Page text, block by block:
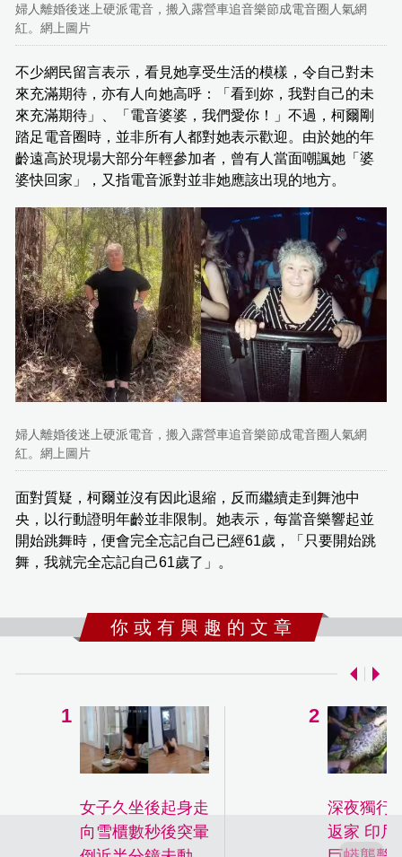
婦人離婚後迷上硬派電音，搬入露營車追音樂節成電音圈人氣網
紅。網上圖片
不少網民留言表示，看見她享受生活的模樣，令自己對未
來充滿期待，亦有人向她高呼：「看到妳，我對自己的未
來充滿期待」、「電音婆婆，我們愛你！」不過，柯爾剛
踏足電音圈時，並非所有人都對她表示歡迎。由於她的年
齡遠高於現場大部分年輕參加者，曾有人當面嘲諷她「婆
婆快回家」，又指電音派對並非她應該出現的地方。
婦人離婚後迷上硬派電音，搬入露營車追音樂節成電音圈人氣網
紅。網上圖片
面對質疑，柯爾並沒有因此退縮，反而繼續走到舞池中
央，以行動證明年齡並非限制。她表示，每當音樂響起並
開始跳舞時，便會完全忘記自己已經61歲，「只要開始跳
舞，我就完全忘記自己61歲了」。
你 或 有 興 趣 的 文 章
女子久坐後起身走
向雪櫃數秒後突暈
深夜獨行
返家 印尼